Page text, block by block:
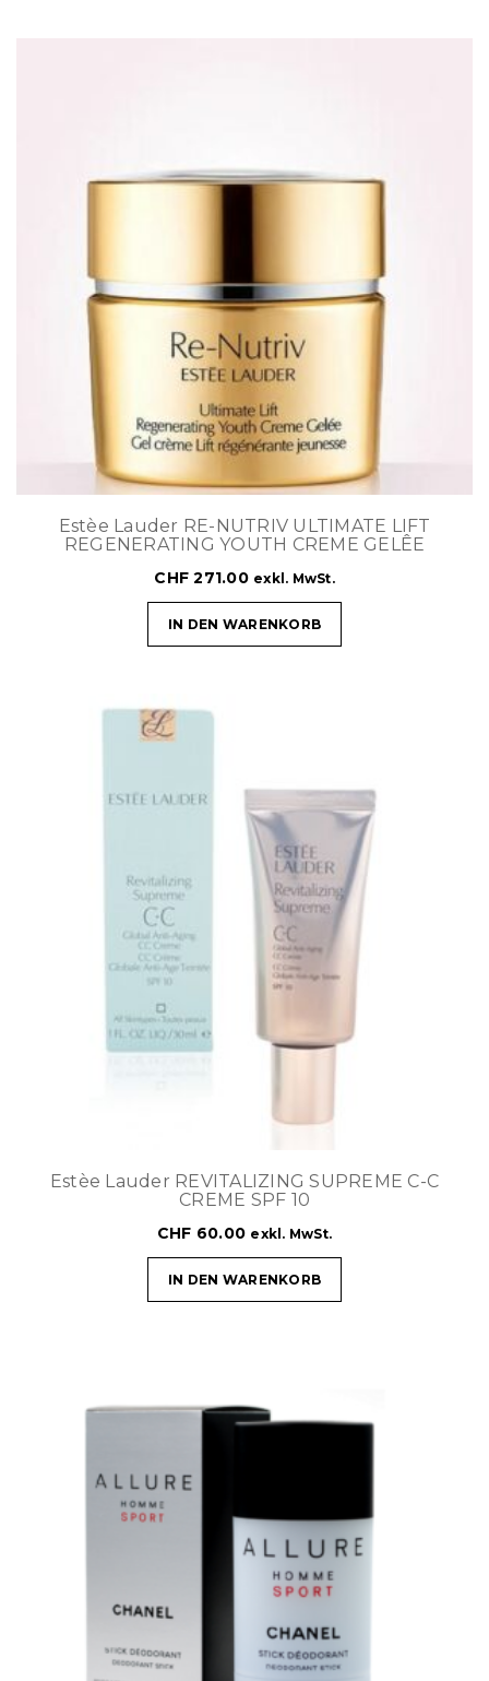
Estèe Lauder RE-NUTRIV ULTIMATE LIFT
REGENERATING YOUTH CREME GELÊE
CHF 271.00 exkl. MwSt.
IN DEN WARENKORB
Estèe Lauder REVITALIZING SUPREME C-C
CREME SPF 10
CHF 60.00 exkl. MwSt.
IN DEN WARENKORB